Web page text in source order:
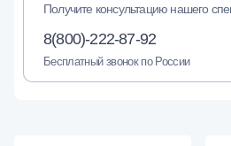
Получите консультацию нашего
8(800)-222-87-92
Бесплатный звонок по России